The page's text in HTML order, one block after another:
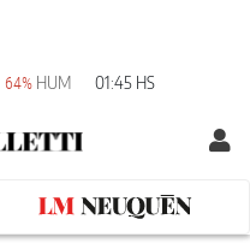
64% HUM 01:45 HS